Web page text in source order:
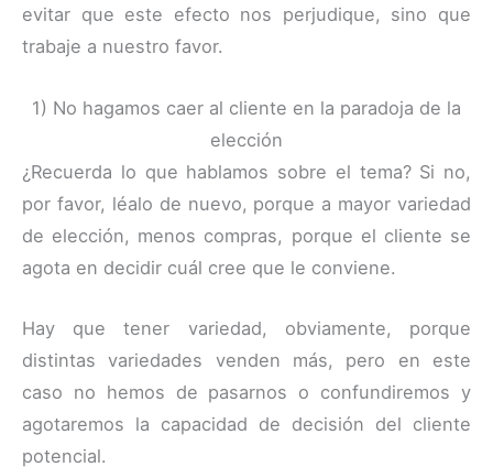
evitar que este efecto nos perjudique, sino que
trabaje a nuestro favor.
1) No hagamos caer al cliente en la paradoja de la
elección
¿Recuerda lo que hablamos sobre el tema? Si no,
por favor, léalo de nuevo, porque a mayor variedad
de elección, menos compras, porque el cliente se
agota en decidir cuál cree que le conviene.
Hay que tener variedad, obviamente, porque
distintas variedades venden más, pero en este
caso no hemos de pasarnos o confundiremos y
agotaremos la capacidad de decisión del cliente
potencial.